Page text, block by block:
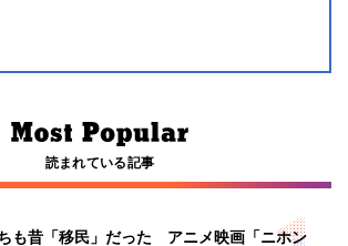
読まれている記事
も昔「移民」だった アニメ映画「ニホン